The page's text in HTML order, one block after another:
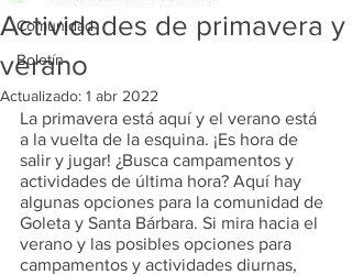
Comunidad
Boletín
Actividades de primavera y
verano
Actualizado: 1 abr 2022
La primavera está aquí y el verano está
a la vuelta de la esquina. ¡Es hora de
salir y jugar! ¿Busca campamentos y
actividades de última hora? Aquí hay
algunas opciones para la comunidad de
Goleta y Santa Bárbara. Si mira hacia el
verano y las posibles opciones para
campamentos y actividades diurnas,